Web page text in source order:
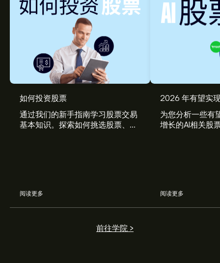
如何投资股票
通过我们的新手指南学习股票交易
基本知识。探索如何挑选股票、管
阅读更多
2026 年有望实
为您分析一些有
增长的AI相关股
阅读更多
前往学院 >
SEG 现价为‎$‎28.25。
分析师根据市场趋势、财务报告和预期增长对Seaport
Seaport Entertainment Group In 市值为 ‎$‎361.65M 美元